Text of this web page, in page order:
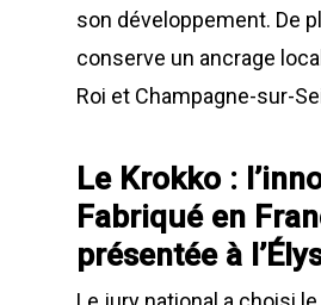
son développement. De
conserve un ancrage
Roi et Champagne-sur-
Le Krokko :
Fabriqué en
présentée à